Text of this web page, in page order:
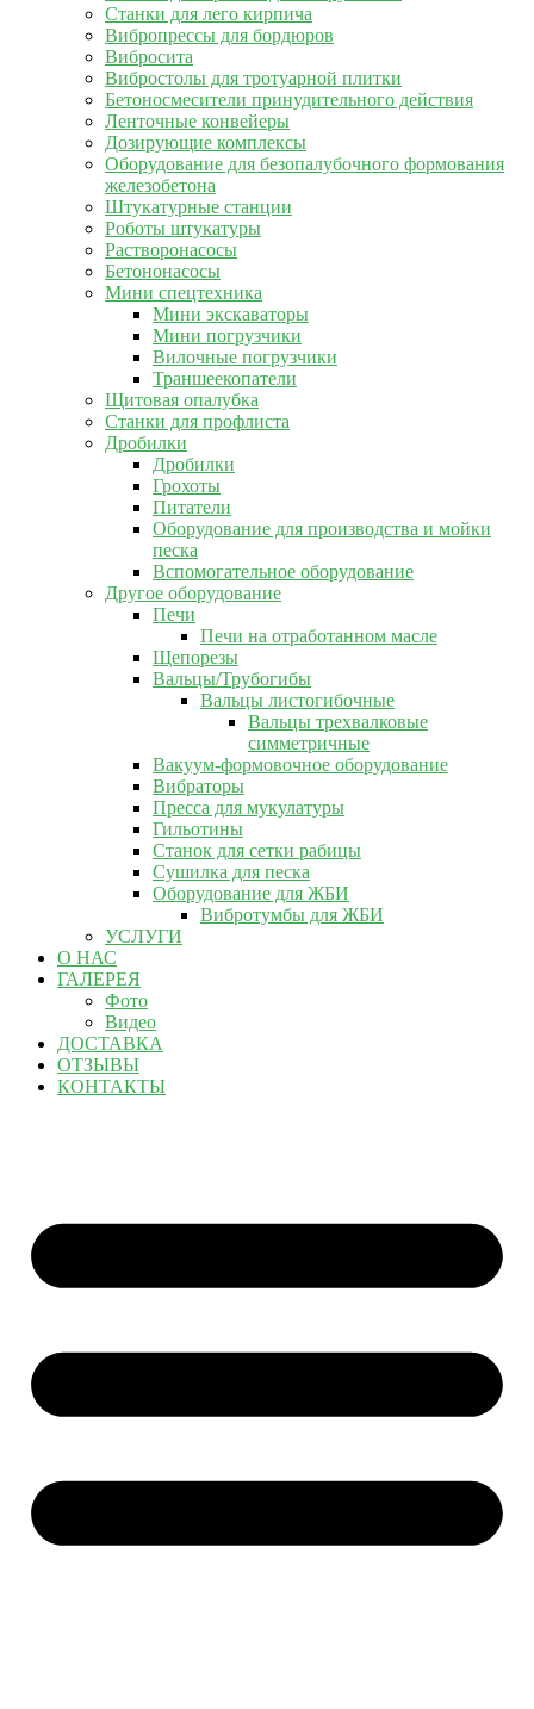
Станки для лего кирпича
Вибропрессы для бордюров
Вибросита
Вибростолы для тротуарной плитки
Бетоносмесители принудительного действия
Ленточные конвейеры
Дозирующие комплексы
Оборудование для безопалубочного формования
железобетона
Штукатурные станции
Роботы штукатуры
Растворонасосы
Бетононасосы
Мини спецтехника
Мини экскаваторы
Мини погрузчики
Вилочные погрузчики
Траншеекопатели
Щитовая опалубка
Станки для профлиста
Дробилки
Дробилки
Грохоты
Питатели
Оборудование для производства и мойки
песка
Вспомогательное оборудование
Другое оборудование
Печи
Печи на отработанном масле
Щепорезы
Вальцы/Трубогибы
Вальцы листогибочные
Вальцы трехвалковые
симметричные
Вакуум-формовочное оборудование
Вибраторы
Пресса для мукулатуры
Гильотины
Станок для сетки рабицы
Сушилка для песка
Оборудование для ЖБИ
Вибротумбы для ЖБИ
УСЛУГИ
О НАС
ГАЛЕРЕЯ
Фото
Видео
ДОСТАВКА
ОТЗЫВЫ
КОНТАКТЫ